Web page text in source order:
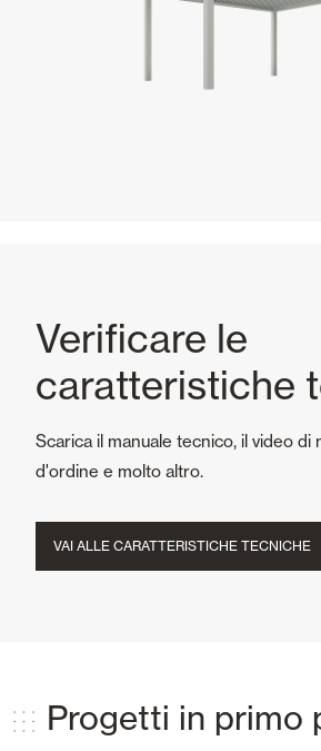
Verificare le
caratteristiche
Scarica il manuale tecnico, il video di
d'ordine e molto altro.
VAI ALLE CARATTERISTICHE TECNICHE
Progetti in primo